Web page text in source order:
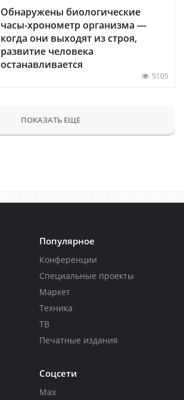
Обнаружены биологические
часы-хронометр организма —
когда они выходят из строя,
развитие человека
останавливается
5105
ПОКАЗАТЬ ЕЩЕ
Популярное
Конференции
Специальные проекты
Маркет
Техника
ТВ
Печатные издания
Соцсети
Max